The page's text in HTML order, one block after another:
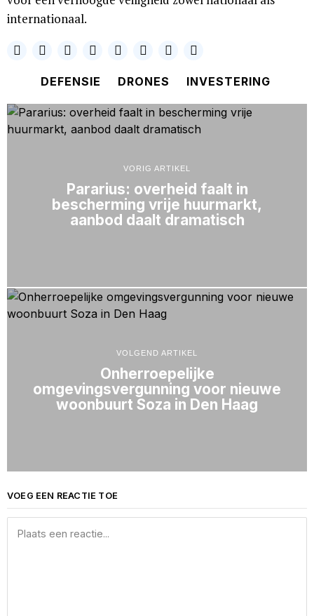
internationaal.
DEFENSIE DRONES INVESTERING
VORIG ARTIKEL
Pararius: overheid faalt in
bescherming vrije huurmarkt,
aanbod daalt dramatisch
VOLGEND ARTIKEL
Onherroepelijke
omgevingsvergunning voor nieuwe
woonbuurt Soza in Den Haag
VOEG EEN REACTIE TOE